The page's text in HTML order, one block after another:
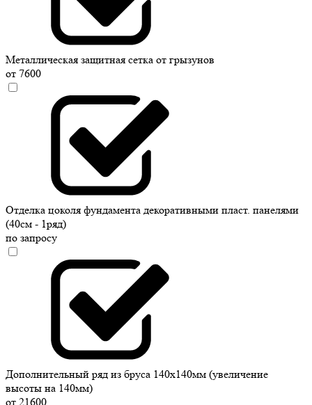
Металлическая защитная сетка от грызунов
от 7600
Отделка цоколя фундамента декоративными пласт. панелями
(40см - 1ряд)
по запросу
Дополнительный ряд из бруса 140х140мм (увеличение
высоты на 140мм)
от 21600